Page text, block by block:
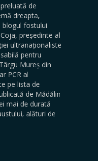
de
dreapta,
blogul fostului
președinte al
ultranaționaliste
pentru
Mureș din
PCR al
pe lista de
de Mădălin
mai de durată
alături de